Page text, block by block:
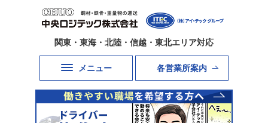
関東・東海・北陸・信越・東北エリア対応
メニュー 各営業所案内